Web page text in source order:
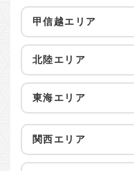
甲信越エリア
北陸エリア
東海エリア
関西エリア